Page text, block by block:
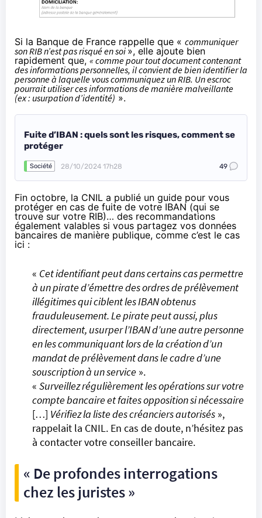
Si la Banque de France rappelle que « communiquer
son RIB n’est pas risqué en soi », elle ajoute bien
rapidement que, « comme pour tout document contenant
des informations personnelles, il convient de bien identifier la
personne à laquelle vous communiquez un RIB. Un escroc
pourrait utiliser ces informations de manière malveillante
(ex : usurpation d’identité) ».
Fuite d’IBAN : quels sont les risques, comment se
protéger
Société 28/10/2024 17h28 49
Fin octobre, la CNIL a publié un guide pour vous
protéger en cas de fuite de votre IBAN (qui se
trouve sur votre RIB)… des recommandations
également valables si vous partagez vos données
bancaires de manière publique, comme c’est le cas
ici :
« Cet identifiant peut dans certains cas permettre
à un pirate d’émettre des ordres de prélèvement
illégitimes qui ciblent les IBAN obtenus
frauduleusement. Le pirate peut aussi, plus
directement, usurper l’IBAN d’une autre personne
en les communiquant lors de la création d’un
mandat de prélèvement dans le cadre d’une
souscription à un service ».
« Surveillez régulièrement les opérations sur votre
compte bancaire et faites opposition si nécessaire
[…] Vérifiez la liste des créanciers autorisés »,
rappelait la CNIL. En cas de doute, n’hésitez pas
à contacter votre conseiller bancaire.
« De profondes interrogations
chez les juristes »